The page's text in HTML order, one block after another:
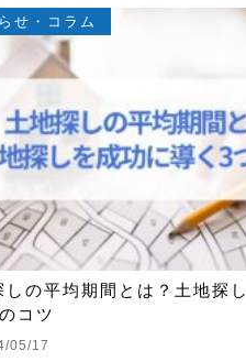
せ・コラム
しの平均期間とは？土地探
コツ
05/17